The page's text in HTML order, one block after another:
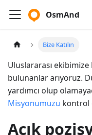
OsmAnd
Bize Katılın
Uluslararası ekibimize
bulunanlar arıyoruz.
yardımcı olup
Misyonumuzu kontrol
Açık